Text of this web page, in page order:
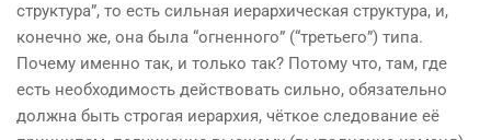
структура”, то есть сильная иерархическая структура, и,
конечно же, она была “огненного” (“третьего”) типа.
Почему именно так, и только так? Потому что, там, где
есть необходимость действовать сильно, обязательно
должна быть строгая иерархия, чёткое следование её